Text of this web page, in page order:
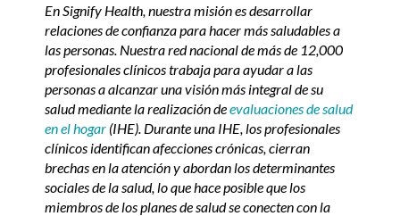
En Signify Health, nuestra misión es desarrollar
relaciones de confianza para hacer más saludables a
las personas. Nuestra red nacional de más de 12,000
profesionales clínicos trabaja para ayudar a las
personas a alcanzar una visión más integral de su
salud mediante la realización deevaluaciones de salud
en el hogar (IHE). Durante una IHE, los profesionales
clínicos identifican afecciones crónicas, cierran
brechas en la atención y abordan los determinantes
sociales de la salud, lo que hace posible que los
miembros de los planes de salud se conecten con la